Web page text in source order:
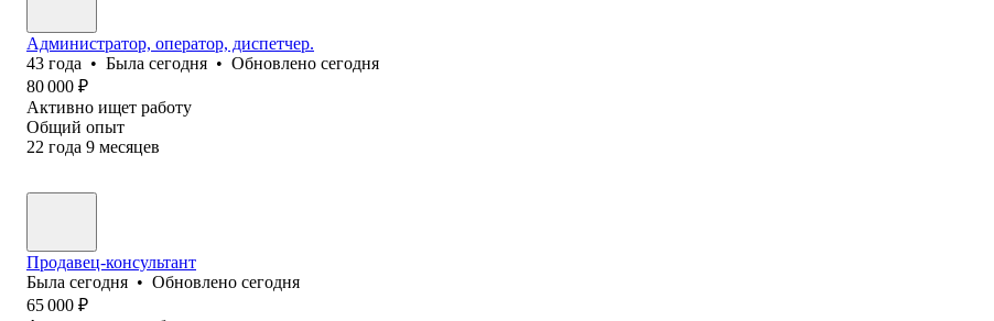
Администратор, оператор, диспетчер.
43 года • Была сегодня • Обновлено сегодня
80 000 ₽
Активно ищет работу
Общий опыт
22 года 9 месяцев
Продавец-консультант
Была сегодня • Обновлено сегодня
65 000 ₽